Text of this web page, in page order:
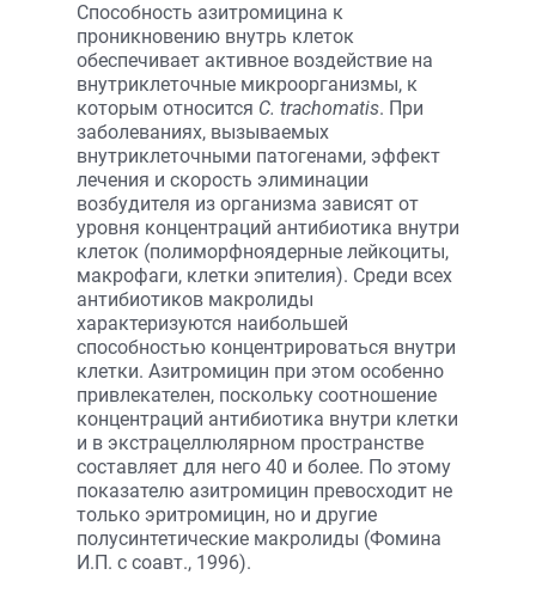
Способность азитромицина к
проникновению внутрь клеток
обеспечивает активное воздействие на
внутриклеточные микроорганизмы, к
которым относится С. trachomatis. При
заболеваниях, вызываемых
внутриклеточными патогенами, эффект
лечения и скорость элиминации
возбудителя из организма зависят от
уровня концентраций антибиотика внутри
клеток (полиморфноядерные лейкоциты,
макрофаги, клетки эпителия). Среди всех
антибиотиков макролиды
характеризуются наибольшей
способностью концентрироваться внутри
клетки. Азитромицин при этом особенно
привлекателен, поскольку соотношение
концентраций антибиотика внутри клетки
и в экстрацеллюлярном пространстве
составляет для него 40 и более. По этому
показателю азитромицин превосходит не
только эритромицин, но и другие
полусинтетические макролиды (Фомина
И.П. с соавт., 1996).